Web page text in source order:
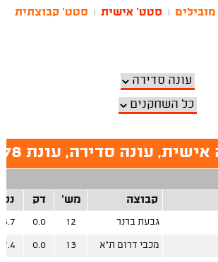
מובילים סטט' אישית סטט' קבוצתית
עונה סדירה, עונת 1977-78
קבוצה מש' דק נק
גבעת ברנר 12
0.0
5.7
מכבי דרום ת"א 13
0.0
7.4